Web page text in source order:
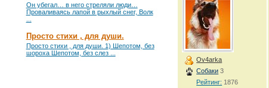
Он убегал… в него стреляли люди…
Проваливаясь лапой в рыхлый снег, Волк
Просто стихи , для души.
Просто стихи , для души. 1) Шепотом, без
шороха Шепотом, без слез ...
Ov4arka
Собаки 3
Рейтинг: 1876